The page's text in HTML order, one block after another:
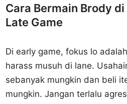
Cara Bermain Brody
Late Game
Di early game, fokus lo
harass musuh di lane.
sebanyak mungkin dan beli
mungkin. Jangan terlalu